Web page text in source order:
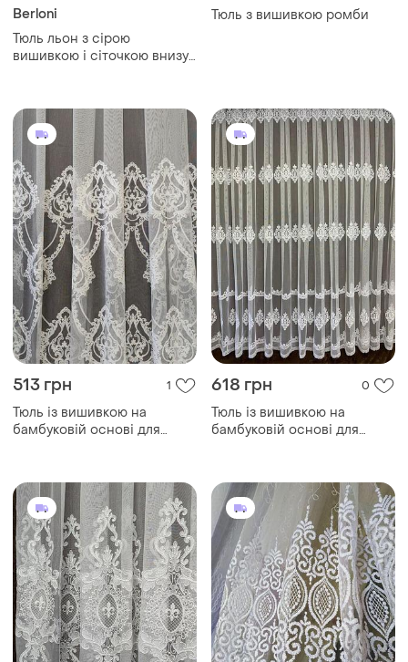
Berloni
Тюль льон з сірою
вишивкою і сіточкою внизу
візерунком
Тюль з вишивкою ромби
513 грн 1
Тюль із вишивкою на
бамбуковій основі для
618 грн 0
Тюль із вишивкою на
бамбуковій основі для